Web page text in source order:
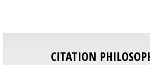
CITATION